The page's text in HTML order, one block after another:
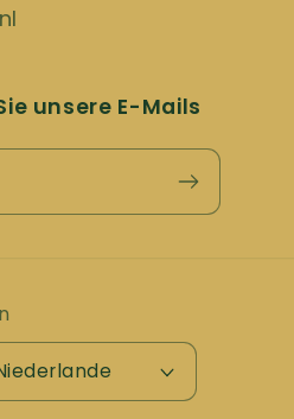
unsere E-Mails
| Niederlande